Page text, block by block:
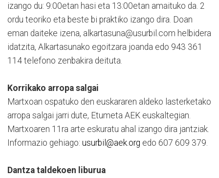
izango du: 9:00etan hasi eta 13:00etan amaituko da. 2
ordu teoriko eta beste bi praktiko izango dira. Doan
eman daiteke izena, alkartasuna@usurbil.com helbidera
idatzita, Alkartasunako egoitzara joanda edo 943 361
114 telefono zenbakira deituta.
Korrikako arropa salgai
Martxoan ospatuko den euskararen aldeko lasterketako
arropa salgai jarri dute, Etumeta AEK euskaltegian.
Martxoaren 11ra arte eskuratu ahal izango dira jantziak.
Informazio gehiago: usurbil@aek.org edo 607 609 379.
Dantza taldekoen liburua